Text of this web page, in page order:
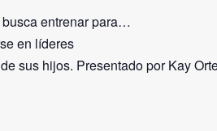
entrenar para…
en líderes
sus hijos. Presentado por Kay